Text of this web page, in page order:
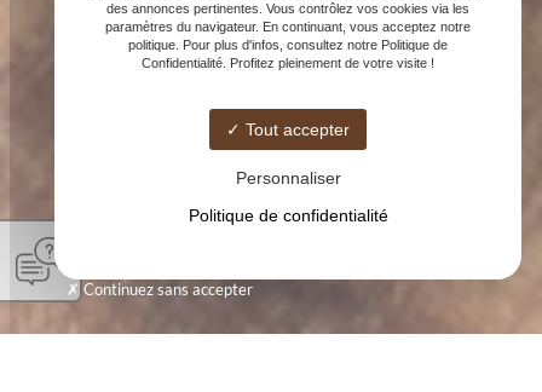
des annonces pertinentes. Vous contrôlez vos cookies via les
paramètres du navigateur. En continuant, vous acceptez notre
politique. Pour plus d'infos, consultez notre Politique de
Confidentialité. Profitez pleinement de votre visite !
Tout accepter
Personnaliser
Politique de confidentialité
Continuez sans accepter